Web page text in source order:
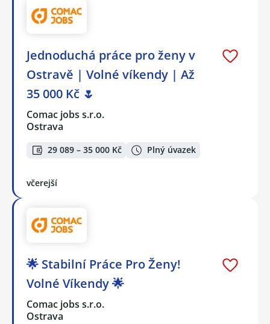
Jednoduchá práce pro ženy v
Ostravě | Volné víkendy | Až
35 000 Kč 🌷
Comac jobs s.r.o.
Ostrava
29 089 – 35 000 Kč Plný úvazek
včerejší
🌟 Stabilní Práce Pro Ženy!
Volné Víkendy 🌟
Comac jobs s.r.o.
Ostrava